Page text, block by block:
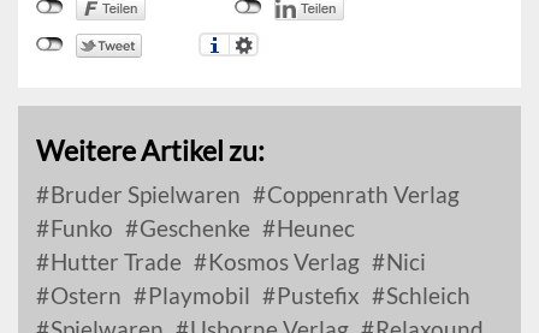
Weitere Artikel zu:
Bruder Spielwaren
Coppenrath Verlag
Funko
Geschenke
Heunec
Hutter Trade
Kosmos Verlag
Nici
Ostern
Playmobil Pustefix
Schleich